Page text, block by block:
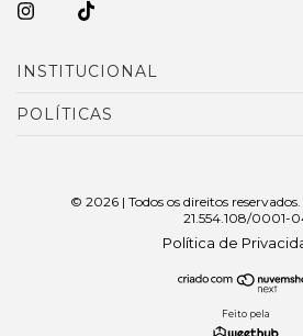
INSTITUCIONAL
POLÍTICAS
© 2026 | Todos os direitos
21.554.108/0001-
Política de
Feito pela